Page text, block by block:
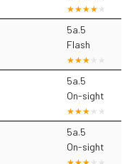
5a.5
Flash
5a.5
On-sight
5a.5
On-sight